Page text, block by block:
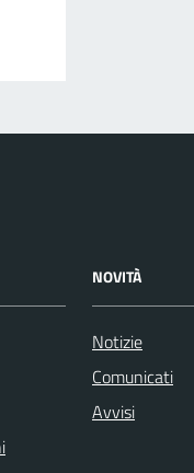
NOVITÀ
Notizie
Comunicati
Avvisi